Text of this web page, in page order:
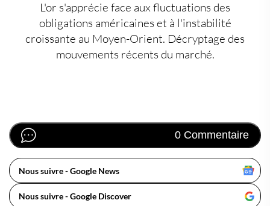
L'or s'apprécie face aux fluctuations des
obligations américaines et à l'instabilité
croissante au Moyen-Orient. Décryptage des
mouvements récents du marché.
0 Commentaire
Nous suivre - Google News
Nous suivre - Google Discover